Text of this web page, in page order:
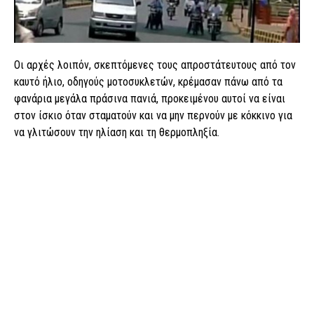
Οι αρχές λοιπόν, σκεπτόμενες τους απροστάτευτους από τον
καυτό ήλιο, οδηγούς μοτοσυκλετών, κρέμασαν πάνω από τα
φανάρια μεγάλα πράσινα πανιά, προκειμένου αυτοί να είναι
στον ίσκιο όταν σταματούν και να μην περνούν με κόκκινο για
να γλιτώσουν την ηλίαση και τη θερμοπληξία.